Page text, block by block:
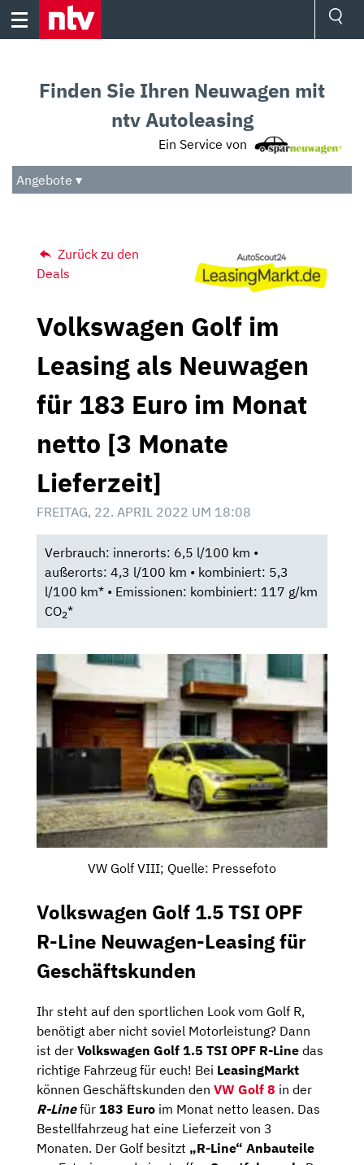
Skip
Audio
Das Beste
Finden Sie Ihren Neuwagen mit
ntv Autoleasing
Ein Service von
Angebote ▾
Zurück zu den
Deals
Volkswagen Golf im
Leasing als Neuwagen
für 183 Euro im Monat
netto [3 Monate
Lieferzeit]
FREITAG, 22. APRIL 2022 UM 18:08
Verbrauch: innerorts: 6,5 l/100 km •
außerorts: 4,3 l/100 km • kombiniert: 5,3
l/100 km* • Emissionen: kombiniert: 117 g/km
CO2*
VW Golf VIII; Quelle: Pressefoto
Volkswagen Golf 1.5 TSI OPF
R-Line Neuwagen-Leasing für
Geschäftskunden
Ihr steht auf den sportlichen Look vom Golf R,
benötigt aber nicht soviel Motorleistung? Dann
ist der Volkswagen Golf 1.5 TSI OPF R-Line das
richtige Fahrzeug für euch! Bei LeasingMarkt
können Geschäftskunden den VW Golf 8 in der
R-Linefür 183 Euro im Monat netto leasen. Das
Bestellfahrzeug hat eine Lieferzeit von 3
Monaten. Der Golf besitzt „R-Line“ Anbauteile